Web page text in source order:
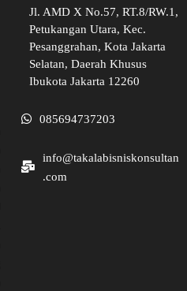
Jl. AMD X No.57, RT.8/RW.1,
Petukangan Utara, Kec.
Pesanggrahan, Kota Jakarta
Selatan, Daerah Khusus
Ibukota Jakarta 12260
085694737203
info@takalabisniskonsultan
.com